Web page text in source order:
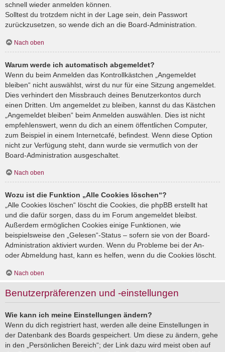
schnell wieder anmelden können.
Solltest du trotzdem nicht in der Lage sein, dein Passwort
zurückzusetzen, so wende dich an die Board-Administration.
Nach oben
Warum werde ich automatisch abgemeldet?
Wenn du beim Anmelden das Kontrollkästchen „Angemeldet
bleiben“ nicht auswählst, wirst du nur für eine Sitzung angemeldet.
Dies verhindert den Missbrauch deines Benutzerkontos durch
einen Dritten. Um angemeldet zu bleiben, kannst du das Kästchen
„Angemeldet bleiben“ beim Anmelden auswählen. Dies ist nicht
empfehlenswert, wenn du dich an einem öffentlichen Computer,
zum Beispiel in einem Internetcafé, befindest. Wenn diese Option
nicht zur Verfügung steht, dann wurde sie vermutlich von der
Board-Administration ausgeschaltet.
Nach oben
Wozu ist die Funktion „Alle Cookies löschen“?
„Alle Cookies löschen“ löscht die Cookies, die phpBB erstellt hat
und die dafür sorgen, dass du im Forum angemeldet bleibst.
Außerdem ermöglichen Cookies einige Funktionen, wie
beispielsweise den „Gelesen“-Status – sofern sie von der Board-
Administration aktiviert wurden. Wenn du Probleme bei der An-
oder Abmeldung hast, kann es helfen, wenn du die Cookies löscht.
Nach oben
Benutzerpräferenzen und -einstellungen
Wie kann ich meine Einstellungen ändern?
Wenn du dich registriert hast, werden alle deine Einstellungen in
der Datenbank des Boards gespeichert. Um diese zu ändern, gehe
in den „Persönlichen Bereich“; der Link dazu wird meist oben auf